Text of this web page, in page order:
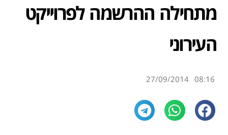
מתחילה ההרשמה לפרוייקט
העירוני
08:16
27/09/2014